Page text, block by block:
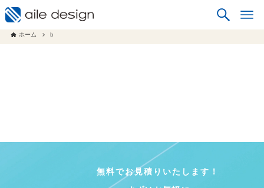
ホーム b
無料でお見積りいたします！